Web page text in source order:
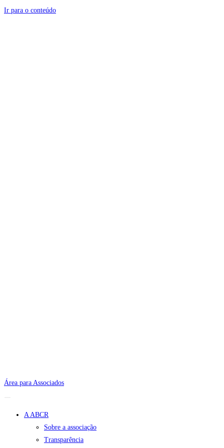
Ir para o conteúdo
Área para Associados
A ABCR
Sobre a associação
Transparência